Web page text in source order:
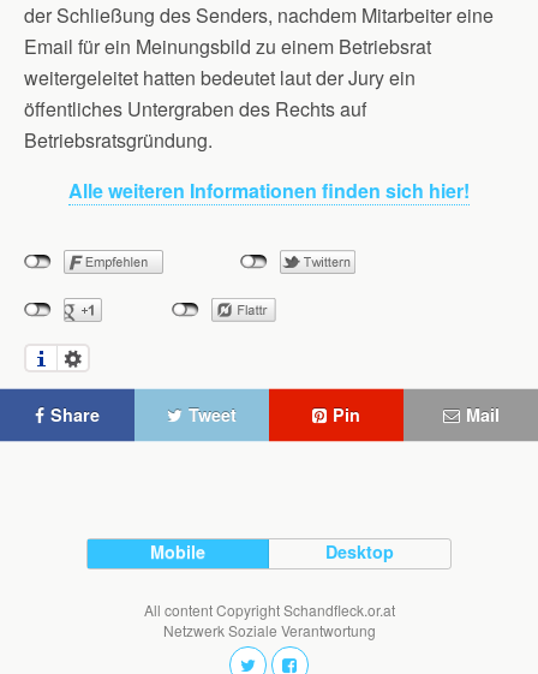
der Schließung des Senders, nachdem Mitarbeiter eine
Email für ein Meinungsbild zu einem Betriebsrat
weitergeleitet hatten bedeutet laut der Jury ein
öffentliches Untergraben des Rechts auf
Betriebsratsgründung.
Alle weiteren Informationen finden sich hier!
Share Tweet Pin Mail
Mobile Desktop
All content Copyright Schandfleck.or.at
Netzwerk Soziale Verantwortung